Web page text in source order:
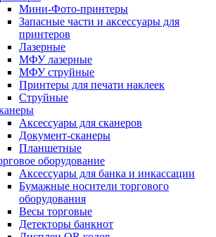
Мини-Фото-принтеры
Запасные части и аксессуары для
принтеров
Лазерные
МФУ лазерные
МФУ струйные
Принтеры для печати наклеек
Струйные
Аксессуары для сканеров
Документ-сканеры
Планшетные
оборудование
Аксессуары для банка и инкассации
Бумажные носители торгового
оборудования
Весы торговые
Детекторы банкнот